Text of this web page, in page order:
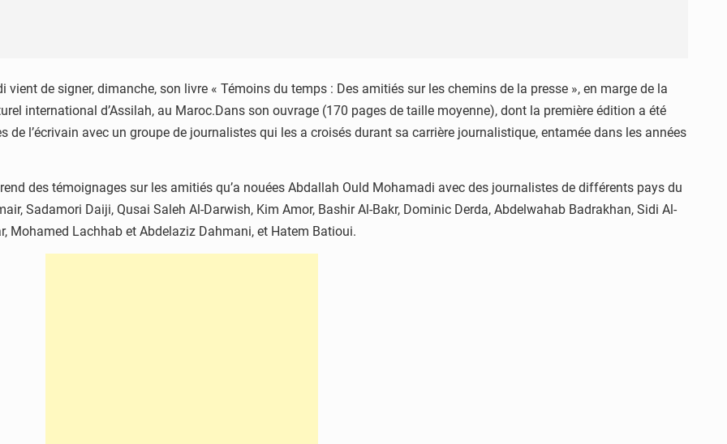
de signer, dimanche, son livre « Témoins du temps : Des amitiés sur les chemins de la presse », en marge de la
international d’Assilah, au Maroc.Dans son ouvrage (170 pages de taille moyenne), dont la première édition a été
de l’écrivain avec un groupe de journalistes qui les a croisés durant sa carrière journalistique, entamée dans les années
des témoignages sur les amitiés qu’a nouées Abdallah Ould Mohamadi avec des journalistes de différents pays du
Sadamori Daiji, Qusai Saleh Al-Darwish, Kim Amor, Bashir Al-Bakr, Dominic Derda, Abdelwahab Badrakhan, Sidi Al-
Mohamed Lachhab et Abdelaziz Dahmani, et Hatem Batioui.